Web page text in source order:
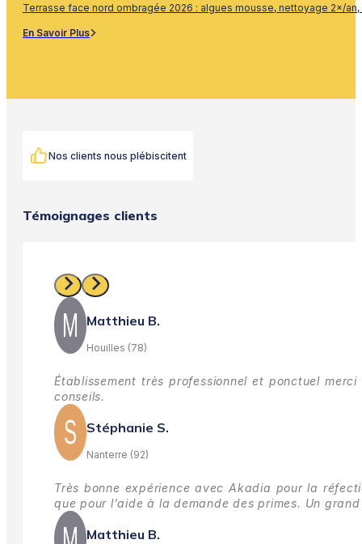
Terrasse face nord ombragée 2026 : algues mousse, nettoyage 2×/
En Savoir Plus
Nos clients nous plébiscitent
Témoignages clients
Matthieu B.
Houilles (78)
Établissement très professionnel et ponctuel
conseils.
Stéphanie S.
Nanterre (92)
Très bonne expérience avec Akadia pour la
que pour l'aide à la demande des primes. Un
Matthieu B.